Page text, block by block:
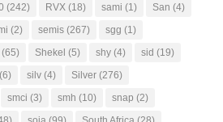
(242) RVX (18) sami (1) San (4)
(2) semis (267) sgg (1)
(65) Shekel (5) shy (4) sid (19)
(6) silv (4) Silver (276)
smci (3) smh (10) snap (2)